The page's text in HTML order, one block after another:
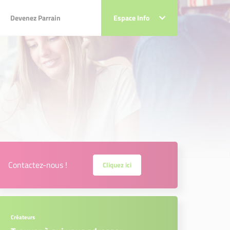
Devenez Parrain Espace Info
Devenez Parrain Espace Info
Contactez-nous ! Cliquez ici
Créateurs